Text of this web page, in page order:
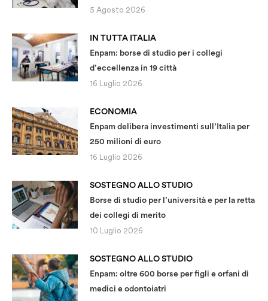
5 Agosto 2026
IN TUTTA ITALIA
Enpam: borse di studio per i collegi
d’eccellenza in 19 città
16 Luglio 2026
ECONOMIA
Enpam delibera investimenti sull’Italia per
250 milioni di euro
16 Luglio 2026
SOSTEGNO ALLO STUDIO
Borse di studio per l’università e per la retta
dei collegi di merito
10 Luglio 2026
SOSTEGNO ALLO STUDIO
Enpam: oltre 600 borse per figli e orfani di
medici e odontoiatri